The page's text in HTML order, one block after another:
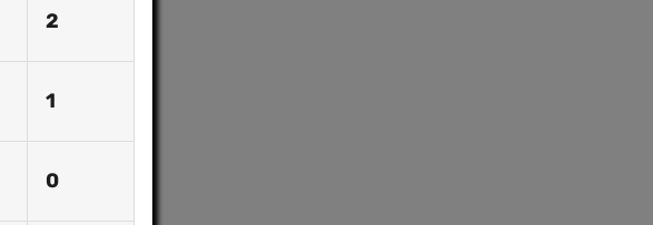
2
1
0